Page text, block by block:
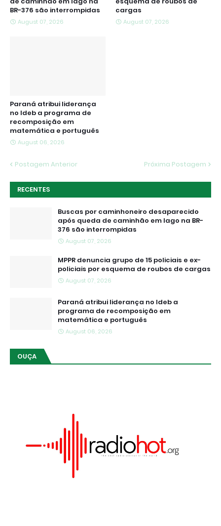
BR-376 são interrompidas
August 07, 2026
cargas
August 07, 2026
Paraná atribui liderança
no Ideb a programa de
recomposição em
matemática e português
August 06, 2026
Postagem Anterior Próxima Postagem
RECENTES
Buscas por caminhoneiro desaparecido
após queda de caminhão em lago na BR-
376 são interrompidas
August 07, 2026
MPPR denuncia grupo de 15 policiais e ex-
policiais por esquema de roubos de cargas
August 07, 2026
Paraná atribui liderança no Ideb a
programa de recomposição em
matemática e português
August 06, 2026
OUÇA